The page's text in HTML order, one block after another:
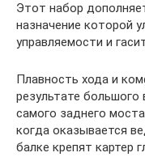
Этот набор
назначение которой
управляемости и
Плавность хода и
результате большого
самого заднего
когда оказывается
балке крепят картер